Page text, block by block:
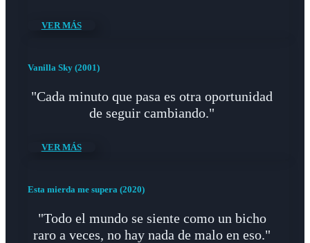
VER MÁS
Vanilla Sky (2001)
"Cada minuto que pasa es otra oportunidad
de seguir cambiando."
VER MÁS
Esta mierda me supera (2020)
"Todo el mundo se siente como un bicho
raro a veces, no hay nada de malo en eso."